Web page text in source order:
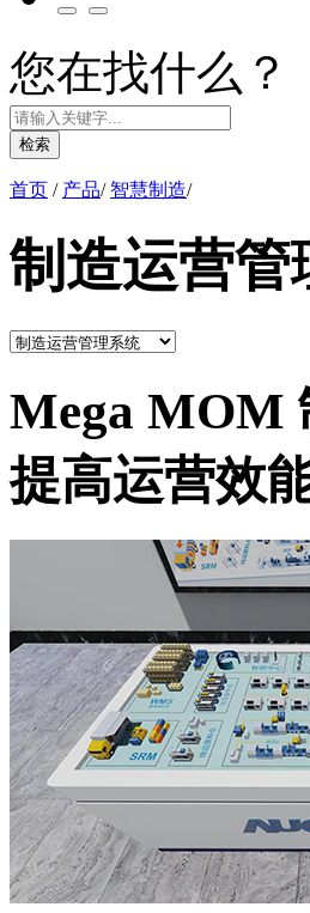
您在找什么？
检索
首页 / 产品/ 智慧制造/
制造运营管
Mega MOM
提高运营效